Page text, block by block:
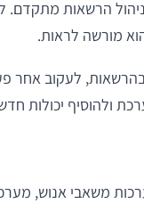
הרשאות מתקדם.
מורשה לראות.
לעקוב אחר
ולהוסיף יכולות
משאבי אנוש,